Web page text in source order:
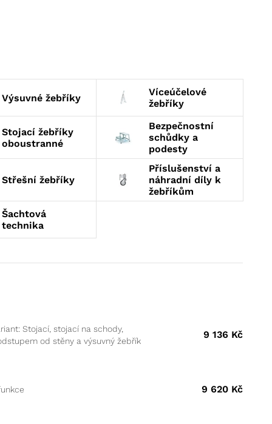
interiéru? Naše
Favority
v žádné domácnosti ani firmě. Žebříky z hliníku
Výsuvné žebříky
Víceúčelové
žebříky
Stojací žebříky
oboustranné
Bezpečnostní
schůdky a
podesty
Střešní žebříky
Příslušenství a
náhradní díly k
žebříkům
Šachtová
technika
Stojací, stojací na schody,
od stěny a výsuvný žebřík
9 136 Kč
9 620 Kč